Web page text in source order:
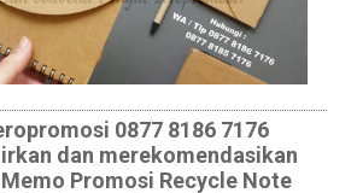
0877 8186 7176
dan merekomendasikan
Promosi Recycle Note